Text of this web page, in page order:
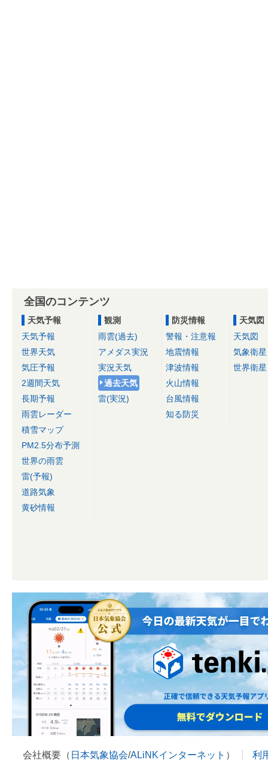
全国のコンテンツ
天気予報
天気予報
世界天気
気圧予報
2週間天気
長期予報
雨雲レーダー
積雪マップ
PM2.5分布予測
世界の雨雲
雷(予報)
道路気象
黄砂情報
観測
雨雲(過去)
アメダス実況
実況天気
過去天気
雷(実況)
防災情報
警報・注意報
地震情報
津波情報
火山情報
台風情報
知る防災
天気図
天気図
気象衛星
世界衛星
会社概要（ 日本気象協会/ALiNKインターネット ） 利